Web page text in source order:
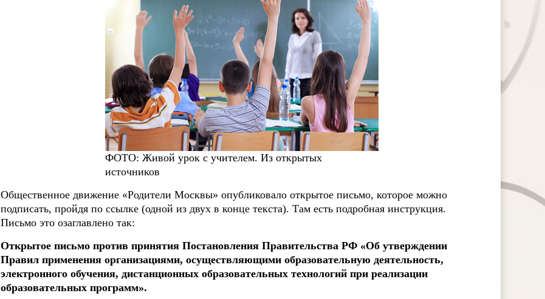
ФОТО: Живой урок с учителем. Из открытых
источников
Общественное движение «Родители Москвы» опубликовало открытое письмо, которое можно
подписать, пройдя по ссылке (одной из двух в конце текста). Там есть подробная инструкция.
Письмо это озаглавлено так:
Открытое письмо против принятия Постановления Правительства РФ «Об утверждении
Правил применения организациями, осуществляющими образовательную деятельность,
электронного обучения, дистанционных образовательных технологий при реализации
образовательных программ».